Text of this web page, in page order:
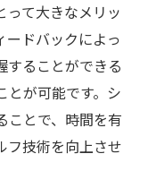
って大きなメリッ
ードバックによっ
することができる
とが可能です。シ
ことで、時間を有
フ技術を向上させ